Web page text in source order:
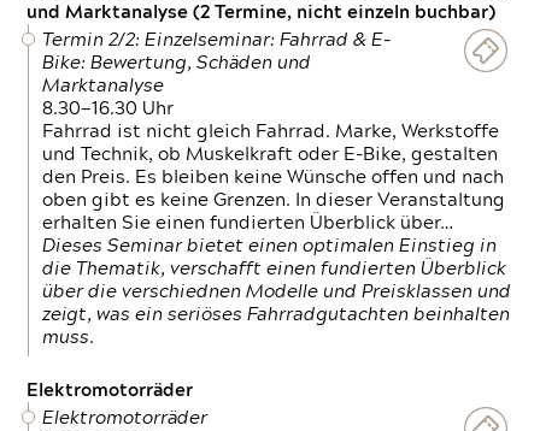
und Marktanalyse (2 Termine, nicht einzeln buchbar)
Termin 2/2: Einzelseminar: Fahrrad & E-
Bike: Bewertung, Schäden und
Marktanalyse
8.30—16.30 Uhr
Fahrrad ist nicht gleich Fahrrad. Marke, Werkstoffe
und Technik, ob Muskelkraft oder E-Bike, gestalten
den Preis. Es bleiben keine Wünsche offen und nach
oben gibt es keine Grenzen. In dieser Veranstaltung
erhalten Sie einen fundierten Überblick über…
Dieses Seminar bietet einen optimalen Einstieg in
die Thematik, verschafft einen fundierten Überblick
über die verschiednen Modelle und Preisklassen und
zeigt, was ein seriöses Fahrradgutachten beinhalten
muss.
Elektromotorräder
Elektromotorräder